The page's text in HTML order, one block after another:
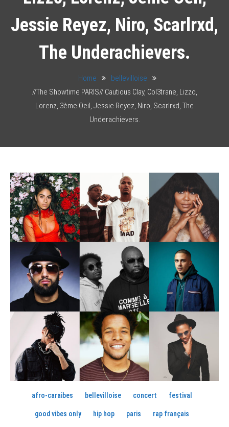
Jessie Reyez, Niro, Scarlrxd,
The Underachievers.
Home
bellevilloise
//The Showtime PARIS// Cautious Clay, Col3trane, Lizzo,
Lorenz, 3ème Oeil, Jessie Reyez, Niro, Scarlrxd, The
Underachievers.
afro-caraibes bellevilloise concert festival
good vibes only hip hop paris rap français